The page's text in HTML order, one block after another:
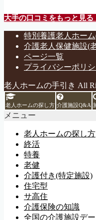
大手の口コミをもっと見る
特別養護老人ホー
介護老人保健施設(
ページ一覧
プライバシーポリ
老人ホームの手引き All
老人ホームの探し方 介護施設Q&A
メニュー
老人ホームの探し方
終活
特養
老健
介護付き(特定施設)
住宅型
サ高住
介護保険の知識
全国の介護施設デー